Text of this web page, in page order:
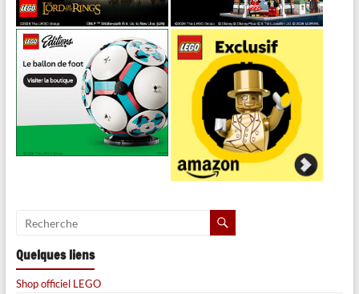
Quelques liens
Shop officiel LEGO